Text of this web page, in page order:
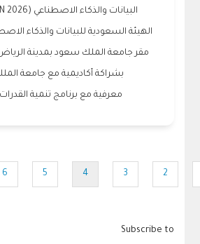
الهيئة السعودية للبيانات والذكاء
مقر جامعة الملك سعود بمدينة
بشراكة أكاديمية مع جامعة
معرفية مع برنامج تنمية
Pagination
Page
2
Page
3
Current
4
Page
5
6
Subscribe to